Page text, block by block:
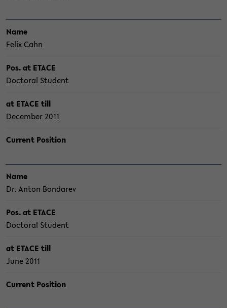
Name
Felix Cahn
Pos. at ETACE
Doc­to­ral Stu­dent
at ETACE till
De­cem­ber 2011
Cur­rent Po­si­ti­on
Name
Dr. Anton Bon­da­rev
Pos. at ETACE
Doc­to­ral Stu­dent
at ETACE till
June 2011
Cur­rent Po­si­ti­on